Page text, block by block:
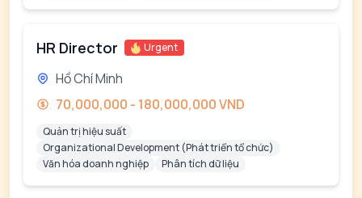
HR Director Urgent
Hồ Chí Minh
70,000,000 - 180,000,000 VND
Quản trị hiệu suất
Organizational Development (Phát triển tổ chức)
Văn hóa doanh nghiệp
Phân tích dữ liệu